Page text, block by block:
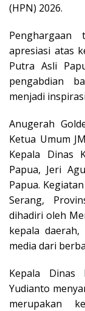
(HPN) 2026.
Penghargaan
apresiasi atas
Putra Asli
pengabdian
menjadi
Anugerah
Ketua Umum
Kepala Dinas
Papua, Jeri
Papua.
Serang,
dihadiri oleh
kepala
media dari
Kepala Dinas
Yudianto
merupakan